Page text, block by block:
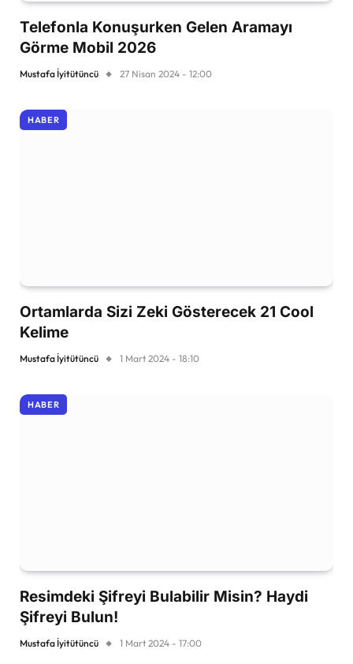
Telefonla Konuşurken Gelen Aramayı
Görme Mobil 2026
Mustafa İyitütüncü 27 Nisan 2024 - 12:00
HABER
Ortamlarda Sizi Zeki Gösterecek 21 Cool
Kelime
Mustafa İyitütüncü 1 Mart 2024 - 18:10
HABER
Resimdeki Şifreyi Bulabilir Misin? Haydi
Şifreyi Bulun!
Mustafa İyitütüncü 1 Mart 2024 - 17:00